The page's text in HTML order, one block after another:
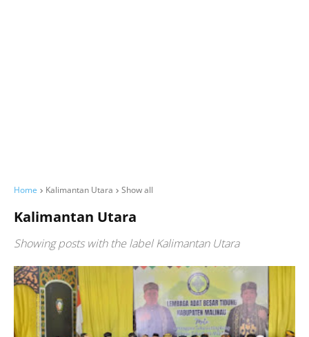
Home Kalimantan Utara Show all
Kalimantan Utara
Showing posts with the labelKalimantan Utara